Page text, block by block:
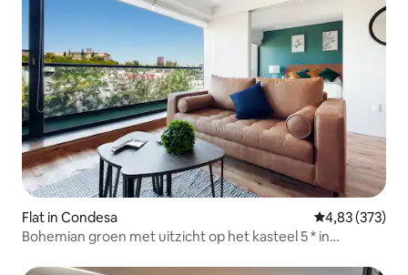
Flat in Condesa Gemiddelde
4,83 (373)
Bohemian groen met uitzicht op het kasteel 5 * in